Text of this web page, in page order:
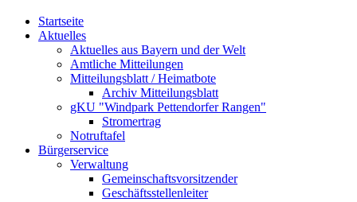
Startseite
Aktuelles
Aktuelles aus Bayern und der Welt
Amtliche Mitteilungen
Mitteilungsblatt / Heimatbote
Archiv Mitteilungsblatt
gKU "Windpark Pettendorfer Rangen"
Stromertrag
Notruftafel
Bürgerservice
Verwaltung
Gemeinschaftsvorsitzender
Geschäftsstellenleiter